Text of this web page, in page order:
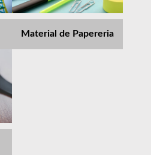
Material de Papereria